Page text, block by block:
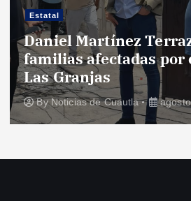
Estatal
Daniel Martínez
familias afectadas por
Las Granjas
ByNoticias de Cuautla